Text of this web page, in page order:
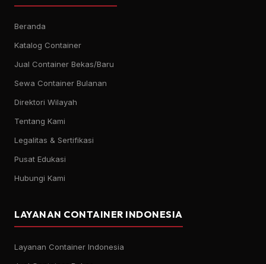
Beranda
Katalog Container
Jual Container Bekas/Baru
Sewa Container Bulanan
Direktori Wilayah
Tentang Kami
Legalitas & Sertifikasi
Pusat Edukasi
Hubungi Kami
LAYANAN CONTAINER INDONESIA
Layanan Container Indonesia